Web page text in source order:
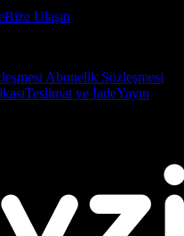
Bize Ulaşın
Abonelik Sözleşmesi
Teslimat ve İadeYayın